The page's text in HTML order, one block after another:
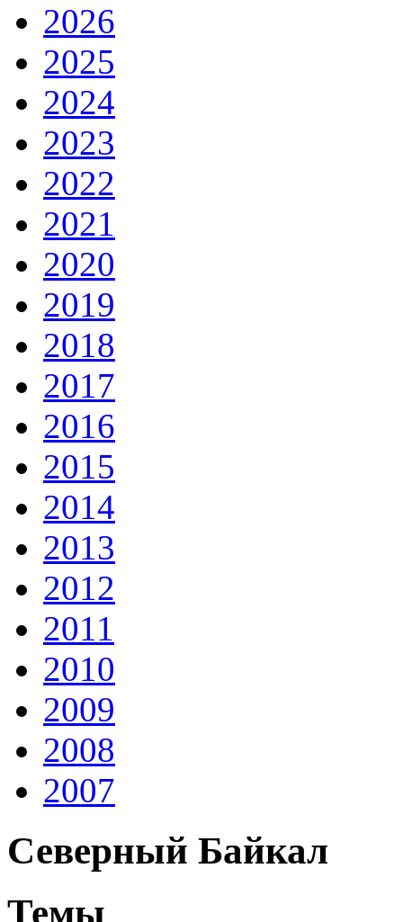
2026
2025
2024
2023
2022
2021
2020
2019
2018
2017
2016
2015
2014
2013
2012
2011
2010
2009
2008
2007
Северный Байкал
Темы